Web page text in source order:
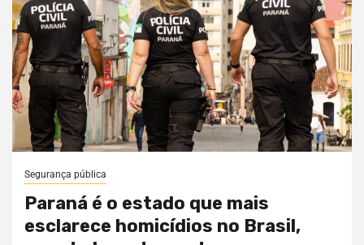
Segurança pública
Paraná é o estado que mais
esclarece homicídios no Brasil,